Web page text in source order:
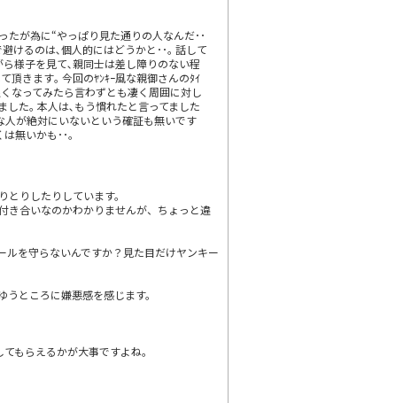
が為に“やっぱり見た通りの人なんだ･･
けるのは､個人的にはどうかと･･｡ 話して
様子を見て､親同士は差し障りのない程
頂きます｡ 今回のﾔﾝｷｰ風な親御さんのﾀｲ
なってみたら言わずとも凄く周囲に対し
た｡ 本人は､もう慣れたと言ってました
が絶対にいないという確証も無いです
無いかも･･｡
りしたりしています。
き合いなのかわかりませんが、ちょっと違
を守らないんですか？見た目だけヤンキー
ところに嫌悪感を感じます。
もらえるかが大事ですよね。